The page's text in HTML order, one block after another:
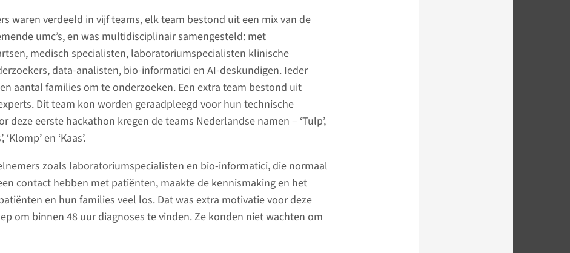
waren verdeeld in vijf teams, elk team bestond uit een mix van de
umc’s, en was multidisciplinair samengesteld: met
medisch specialisten, laboratoriumspecialisten klinische
data-analisten, bio-informatici en AI-deskundigen. Ieder
aantal families om te onderzoeken. Een extra team bestond uit
Dit team kon worden geraadpleegd voor hun technische
deze eerste hackathon kregen de teams Nederlandse namen – ‘Tulp’,
‘Klomp’ en ‘Kaas’.
zoals laboratoriumspecialisten en bio-informatici, die normaal
contact hebben met patiënten, maakte de kennismaking en het
en hun families veel los. Dat was extra motivatie voor deze
om binnen 48 uur diagnoses te vinden. Ze konden niet wachten om